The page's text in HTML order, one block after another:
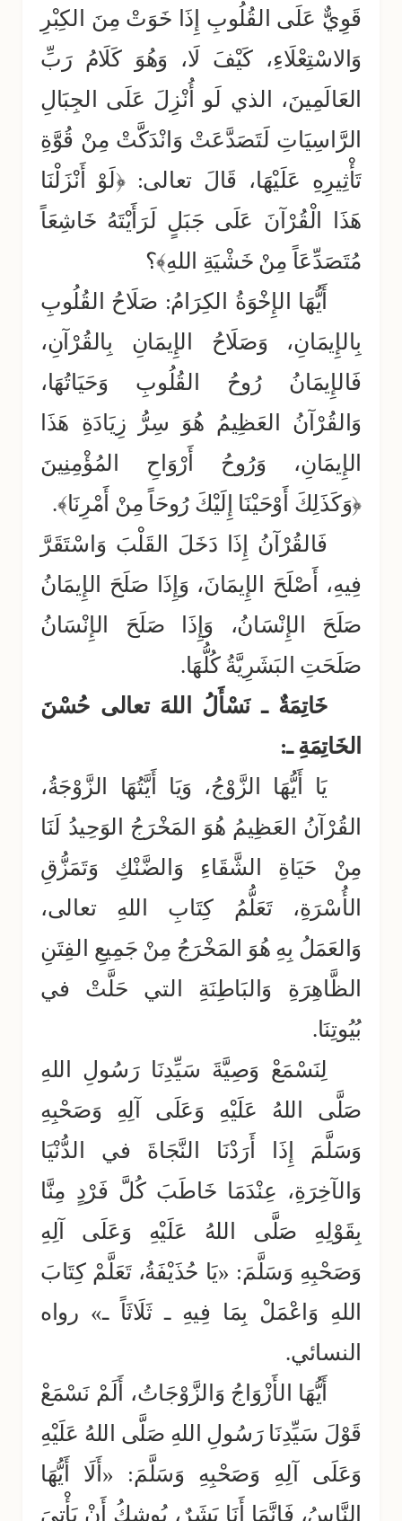
قَوِيٌّ عَلَى القُلُوبِ إِذَا خَوَتْ مِنَ الكِبْرِ
وَالاسْتِعْلَاءِ، كَيْفَ لَا، وَهُوَ كَلَامُ رَبِّ
العَالَمِينَ، الذي لَو أُنْزِلَ عَلَى الجِبَالِ
الرَّاسِيَاتِ لَتَصَدَّعَتْ وَانْدَكَّتْ مِنْ قُوَّةِ
تَأْثِيرِهِ عَلَيْهَا، قَالَ تعالى: ﴿لَوْ أَنْزَلْنَا
هَذَا الْقُرْآنَ عَلَى جَبَلٍ لَرَأَيْتَهُ خَاشِعَاً
مُتَصَدِّعَاً مِنْ خَشْيَةِ اللهِ﴾؟
أَيُّهَا الإِخْوَةُ الكِرَامُ: صَلَاحُ القُلُوبِ
بِالإِيمَانِ، وَصَلَاحُ الإِيمَانِ بِالقُرْآنِ،
فَالإِيمَانُ رُوحُ القُلُوبِ وَحَيَاتُهَا،
وَالقُرْآنُ العَظِيمُ هُوَ سِرُّ زِيَادَةِ هَذَا
الإِيمَانِ، وَرُوحُ أَرْوَاحِ المُؤْمِنِينَ
﴿وَكَذَلِكَ أَوْحَيْنَا إِلَيْكَ رُوحَاً مِنْ أَمْرِنَا﴾.
فَالقُرْآنُ إِذَا دَخَلَ القَلْبَ وَاسْتَقَرَّ
فِيهِ، أَصْلَحَ الإِيمَانَ، وَإِذَا صَلَحَ الإِيمَانُ
صَلَحَ الإِنْسَانُ، وَإِذَا صَلَحَ الإِنْسَانُ
صَلَحَتِ البَشَرِيَّةُ كُلُّهَا.
خَاتِمَةٌ ـ نَسْأَلُ اللهَ تعالى حُسْنَ
الخَاتِمَةِ ـ:
يَا أَيُّهَا الزَّوْجُ، وَيَا أَيَّتُهَا الزَّوْجَةُ،
القُرْآنُ العَظِيمُ هُوَ المَخْرَجُ الوَحِيدُ لَنَا
مِنْ حَيَاةِ الشَّقَاءِ وَالضَّنْكِ وَتَمَزُّقِ
الأُسْرَةِ، تَعَلُّمُ كِتَابِ اللهِ تعالى،
وَالعَمَلُ بِهِ هُوَ المَخْرَجُ مِنْ جَمِيعِ الفِتَنِ
الظَّاهِرَةِ وَالبَاطِنَةِ التي حَلَّتْ في
بُيُوتِنَا.
لِنَسْمَعْ وَصِيَّةَ سَيِّدِنَا رَسُولِ اللهِ
صَلَّى اللهُ عَلَيْهِ وَعَلَى آلِهِ وَصَحْبِهِ
وَسَلَّمَ إِذَا أَرَدْنَا النَّجَاةَ في الدُّنْيَا
وَالآخِرَةِ، عِنْدَمَا خَاطَبَ كُلَّ فَرْدٍ مِنَّا
بِقَوْلِهِ صَلَّى اللهُ عَلَيْهِ وَعَلَى آلِهِ
وَصَحْبِهِ وَسَلَّمَ: «يَا حُذَيْفَةُ، تَعَلَّمْ كِتَابَ
اللهِ وَاعْمَلْ بِمَا فِيهِ ـ ثَلَاثَاً ـ» رواه
النسائي.
أَيُّهَا الأَزْوَاجُ وَالزَّوْجَاتُ، أَلَمْ نَسْمَعْ
قَوْلَ سَيِّدِنَا رَسُولِ اللهِ صَلَّى اللهُ عَلَيْهِ
وَعَلَى آلِهِ وَصَحْبِهِ وَسَلَّمَ: «أَلَا أَيُّهَا
النَّاسُ، فَإِنَّمَا أَنَا بَشَرٌ، يُوشِكُ أَنْ يَأْتِيَ